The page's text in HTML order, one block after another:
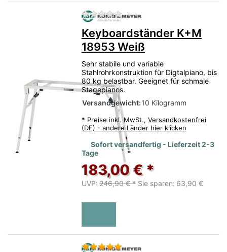
Zu diesem Produkt liegen
Keyboardständer K+M
18953 Weiß
Sehr stabile und variable
Stahlrohrkonstruktion für Digtalpiano, bis
80 kg belastbar. Geeignet für schmale
Stagepianos.
Versandgewicht:10 Kilogramm
* Preise inkl. MwSt., Versandkostenfrei
(DE) - andere Länder hier klicken
Sofort versandfertig - Lieferzeit 2-3
Tage
183,00 € *
UVP: 246,90 € * Sie sparen: 63,90 €
Bewertung: 5 von 5